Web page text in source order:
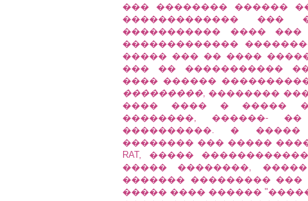
��� �������� ������
������������� ���
����������� ����
�������������
����� ��� �� ����
��� �� �����������
���� ������
���������, ��������
���� ���� � �����
��������, ������-
����������. � �����
�������� ��� ����� ����
RAT, �����
����� ��������,
������� ��������� ���
����� ���� ������